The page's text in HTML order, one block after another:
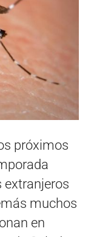
próximos
extranjeros
muchos
en